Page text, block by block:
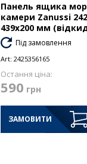
Панель ящика
камери Zanussi
439х200 мм
Під замовлення
Art: 2425356165
Остання ціна:
590 грн
ЗАМОВИТИ